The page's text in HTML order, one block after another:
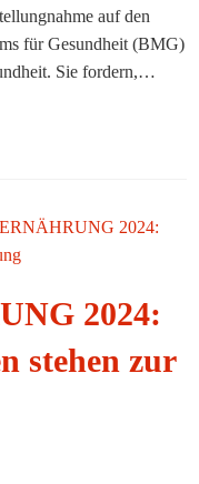
auf den
für Gesundheit (BMG)
Sie fordern,…
2024:
stehen zur